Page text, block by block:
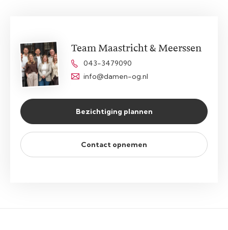
Team Maastricht & Meerssen
043-3479090
info@damen-og.nl
Bezichtiging plannen
Contact opnemen